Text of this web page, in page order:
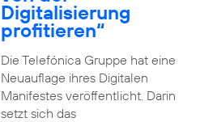
Digitalisierung
profitieren“
Die Telefónica Gruppe hat eine
Neuauflage ihres Digitalen
Manifestes veröffentlicht. Darin
setzt sich das